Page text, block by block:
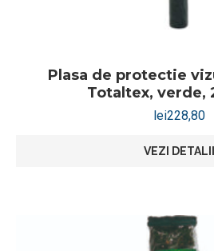
Plasa de protectie
Totaltex, verde,
lei228,80
VEZI DETALII